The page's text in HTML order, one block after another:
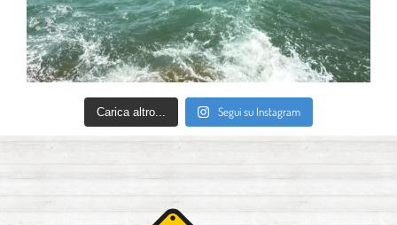
Carica altro... Segui su Instagram